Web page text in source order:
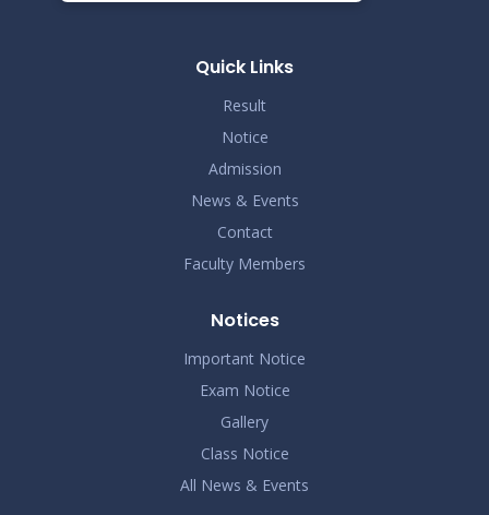
Quick Links
Result
Notice
Admission
News & Events
Contact
Faculty Members
Notices
Important Notice
Exam Notice
Gallery
Class Notice
All News & Events